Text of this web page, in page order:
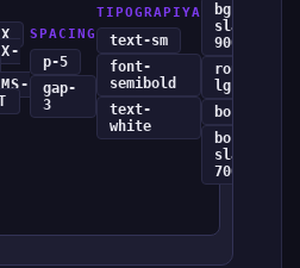
SPACING
p-5
gap-
3
TIPOGRAPIYA
text-sm
font-
semibold
text-
white
bg-
slate-
900
rounded-
lg
border
border-
slate-
700